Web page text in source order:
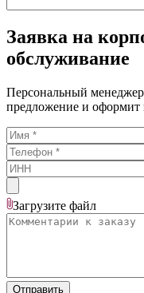
Заявка на
обслуживание
Персональный
предложение и
Загрузите файл
Отправить